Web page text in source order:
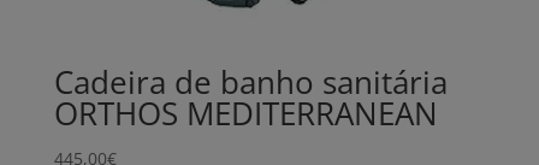
Cadeira de banho sanitária
ORTHOS MEDITERRANEAN
445,00€